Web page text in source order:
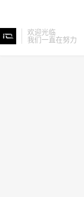
欢迎光临
我们一直在努力